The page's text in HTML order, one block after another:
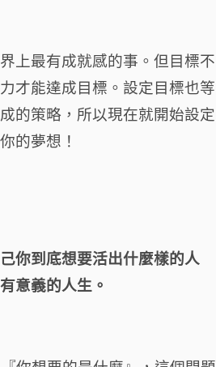
上最有成就感的事。但目標不
才能達成目標。設定目標也等
的策略，所以現在就開始設定
的夢想！
你到底想要活出什麼樣的人
意義的人生。